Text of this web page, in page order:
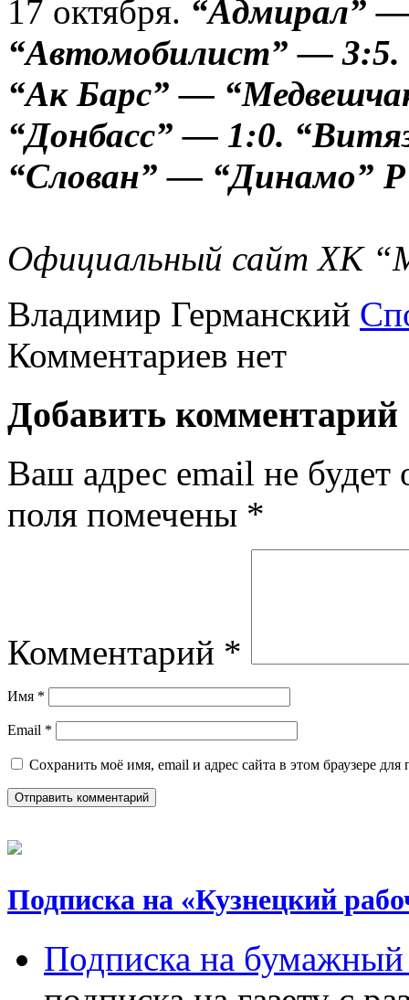
17 октября. “Адмирал”
“Автомобилист” — 3:5.
“Ак Барс” —
“Донбасс” — 1:0.
“Слован” — “Динамо” Р
Официальный сайт ХК
Владимир Германский
Комментариев нет
Добавить комментарий
Ваш адрес email не будет
поля помечены *
Комментарий *
Имя *
Email *
Сохранить моё имя, email и адрес сайта в этом браузере
Подписка на «Кузнецкий
Подписка на бумажный